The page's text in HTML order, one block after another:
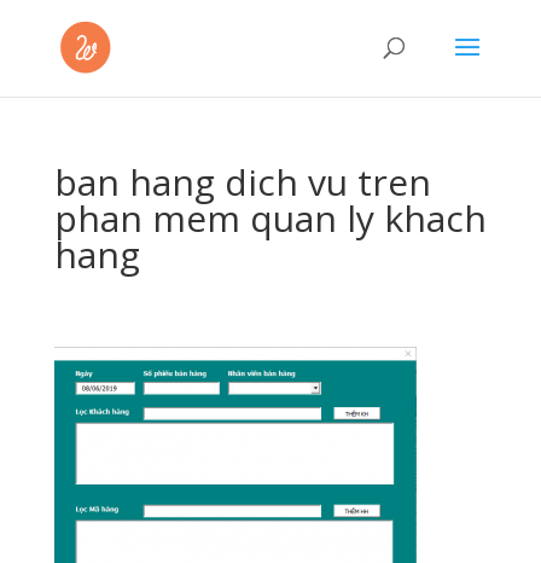
ban hang dich vu tren
phan mem quan ly khach
hang